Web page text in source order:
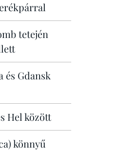
tetején
és Gdansk
Hel között
könnyű